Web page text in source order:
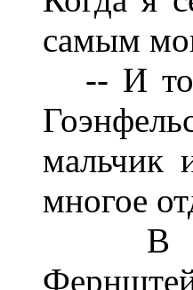
самым
-- И
мальчик
многое
В